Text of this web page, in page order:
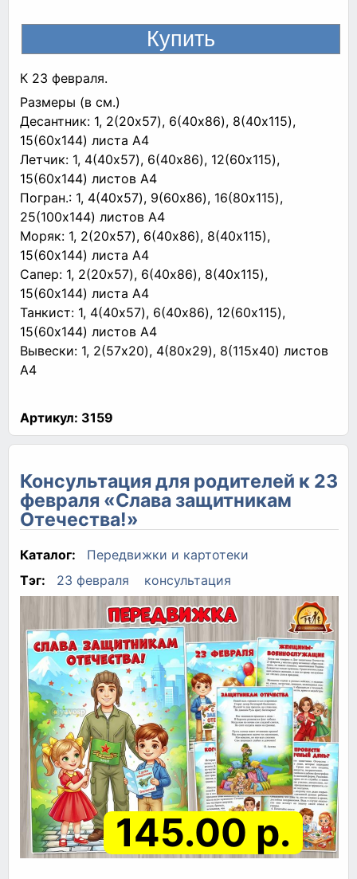
К 23 февраля.
Размеры (в см.)
Десантник: 1, 2(20x57), 6(40x86), 8(40x115),
15(60x144) листа A4
Летчик: 1, 4(40x57), 6(40x86), 12(60x115),
15(60x144) листов A4
Погран.: 1, 4(40x57), 9(60x86), 16(80x115),
25(100x144) листов A4
Моряк: 1, 2(20x57), 6(40x86), 8(40x115),
15(60x144) листа A4
Сапер: 1, 2(20x57), 6(40x86), 8(40x115),
15(60x144) листа A4
Танкист: 1, 4(40x57), 6(40x86), 12(60x115),
15(60x144) листов A4
Вывески: 1, 2(57x20), 4(80x29), 8(115x40) листов
A4
Артикул: 3159
Консультация для родителей к 23
февраля «Слава защитникам
Отечества!»
Каталог:
Передвижки и картотеки
Тэг:
23 февраля консультация
145.00 р.